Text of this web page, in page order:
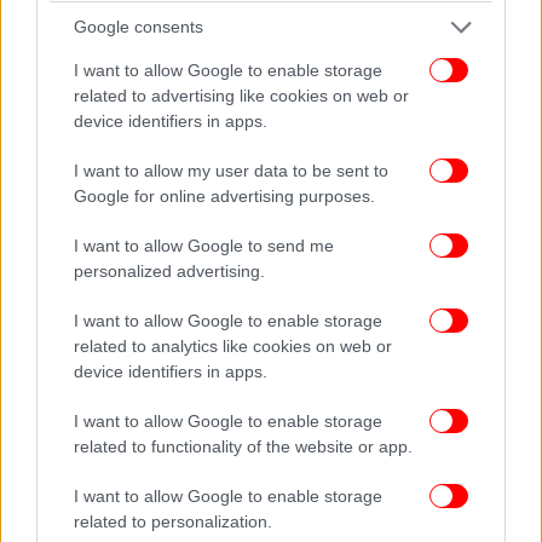
Google consents
I want to allow Google to enable storage
related to advertising like cookies on web or
device identifiers in apps.
I want to allow my user data to be sent to
Google for online advertising purposes.
I want to allow Google to send me
personalized advertising.
I want to allow Google to enable storage
related to analytics like cookies on web or
device identifiers in apps.
I want to allow Google to enable storage
related to functionality of the website or app.
I want to allow Google to enable storage
related to personalization.